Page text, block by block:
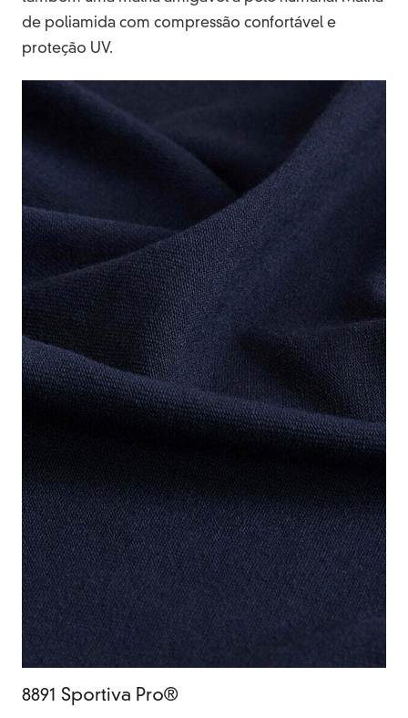
de poliamida com compressão confortável e
proteção UV.
8891 Sportiva Pro®